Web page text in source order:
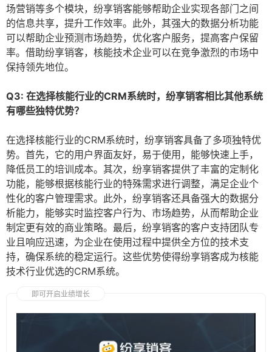
场营销等多个模块，纷享销客能够帮助企业实现各部门之间
的信息共享，提升工作效率。此外，其强大的数据分析功能
可以帮助企业预测市场趋势，优化客户服务，提高客户保留
率。借助纷享销客，核能技术企业可以在竞争激烈的市场中
保持领先地位。
Q3: 在选择核能行业的CRM系统时，纷享销客相比其他系统
有哪些独特优势？
在选择核能行业的CRM系统时，纷享销客具备了多项独特优
势。首先，它的用户界面友好，易于使用，能够快速上手，
降低员工的培训成本。其次，纷享销客提供了丰富的定制化
功能，能够根据核能行业的特殊需求进行调整，满足企业个
性化的客户管理需求。此外，纷享销客还具备强大的数据分
析能力，能够实时监控客户行为、市场趋势，从而帮助企业
制定更有效的商业策略。最后，纷享销客的客户支持团队专
业且响应迅速，为企业在使用过程中提供全方位的技术支
持，确保系统的稳定运行。这些优势使得纷享销客成为核能
技术行业优选的CRM系统。
即可开启业绩增长